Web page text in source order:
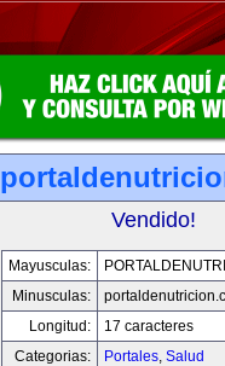
Vendido!
Mayusculas:
Minusculas:
Longitud:
17 caracteres
Categorias:
Portales, Salud